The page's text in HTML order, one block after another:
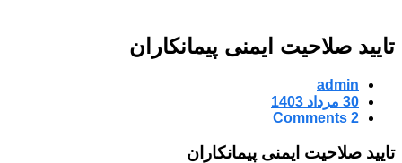
تایید صلاحیت ایمنی پیمانکاران
admin
30 مرداد 1403
2 Comments
تایید صلاحیت ایمنی پیمانکاران